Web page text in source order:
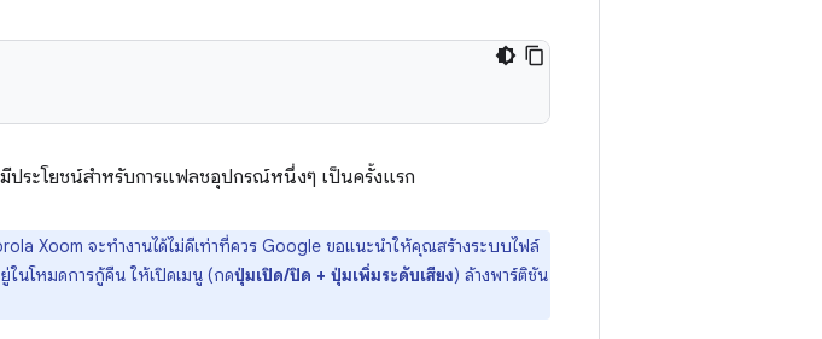
ประโยชน์สำหรับการแฟลชอุปกรณ์หนึ่งๆ เป็นครั้งแรก
Xoom จะทำงานได้ไม่ดีเท่าที่ควร Google ขอแนะนำให้คุณสร้างระบบไฟล์
ในโหมดการกู้คืน ให้เปิดเมนู (กดปุ่มเปิด/ปิด + ปุ่มเพิ่มระดับเสียง) ล้างพาร์ติชัน